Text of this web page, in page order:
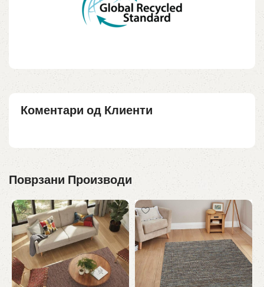
Коментари од Клиенти
Поврзани Производи